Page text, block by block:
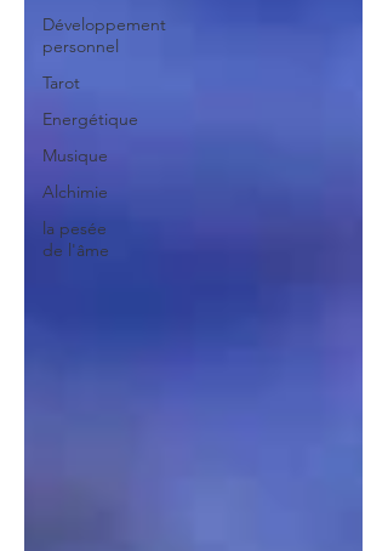
Développement
personnel
Tarot
Energétique
Musique
Alchimie
la pesée
de l'âme